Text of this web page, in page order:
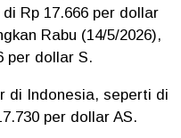
Rp 17.666 per dollar
Rabu (14/5/2026),
per dollar S.
di Indonesia, seperti di
per dollar AS.